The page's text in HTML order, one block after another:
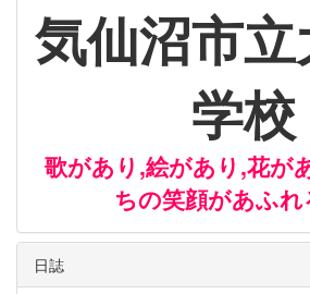
気仙沼市
学校
歌があり,絵があり,花が
ちの笑顔があふ
日誌